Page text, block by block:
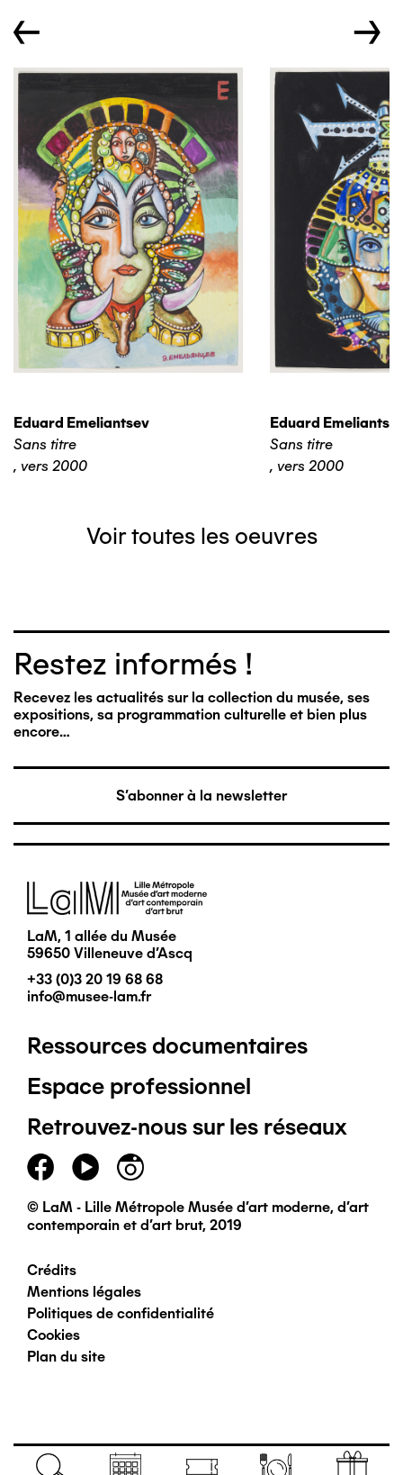
← →
Eduard Emeliantsev
Sans titre
, vers 2000
Eduard
Sans titre
, vers 2000
Voir toutes les oeuvres
Restez informés !
Recevez les actualités sur la collection du musée, ses
expositions, sa programmation culturelle et bien plus
encore…
S'abonner à la newsletter
Image
LaM, 1 allée du Musée
59650 Villeneuve d'Ascq
+33 (0)3 20 19 68 68
info@musee-lam.fr
Pied
de
page
principal
Ressources documentaires
Espace professionnel
Retrouvez-nous sur les réseaux
© LaM - Lille Métropole Musée d'art moderne, d'art
contemporain et d'art brut, 2019
Pied
de
page
Crédits
Mentions légales
Politiques de confidentialité
Cookies
Plan du site